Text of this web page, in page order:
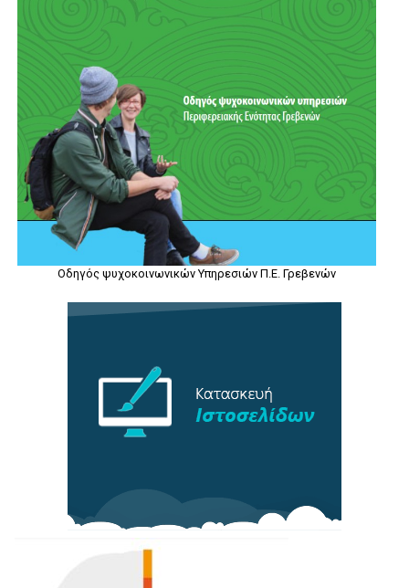
Οδηγός ψυχοκοινωνικών Υπηρεσιών Π.Ε. Γρεβενών